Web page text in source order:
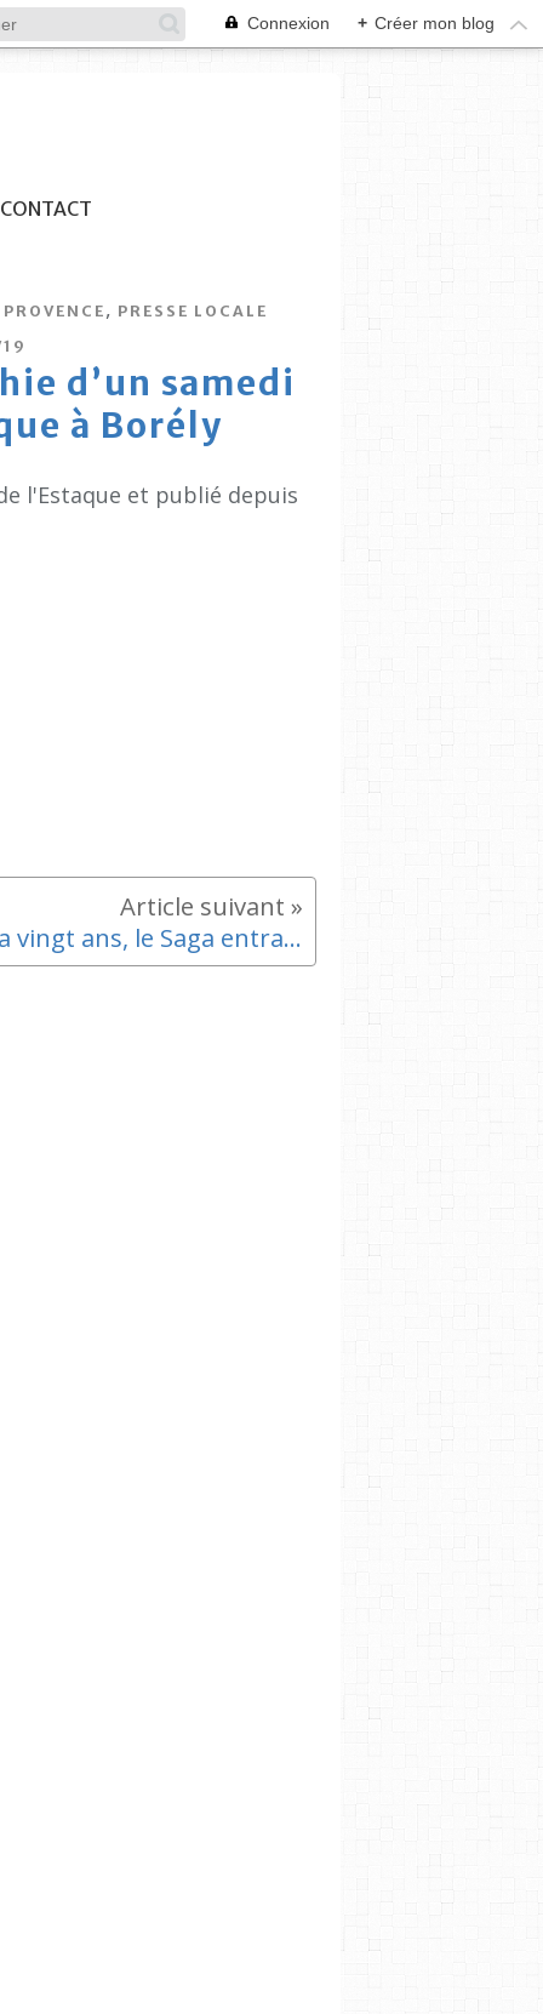
Connexion + Créer mon blog
CONTACT
, PRESSE LOCALE
d’un samedi
à Borély
l'Estaque et publié depuis
Il y a vingt ans, le Saga entrait dans l’histoire